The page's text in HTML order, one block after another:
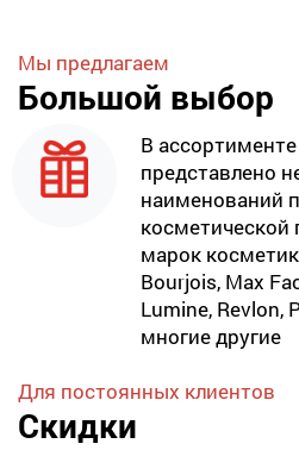
Мы предлагаем
Большой выбор
В
представлено
наименований
косметической
марок
Bourjois, Max
Lumine, Revlon,
многие другие
Для постоянных клиентов
Скидки